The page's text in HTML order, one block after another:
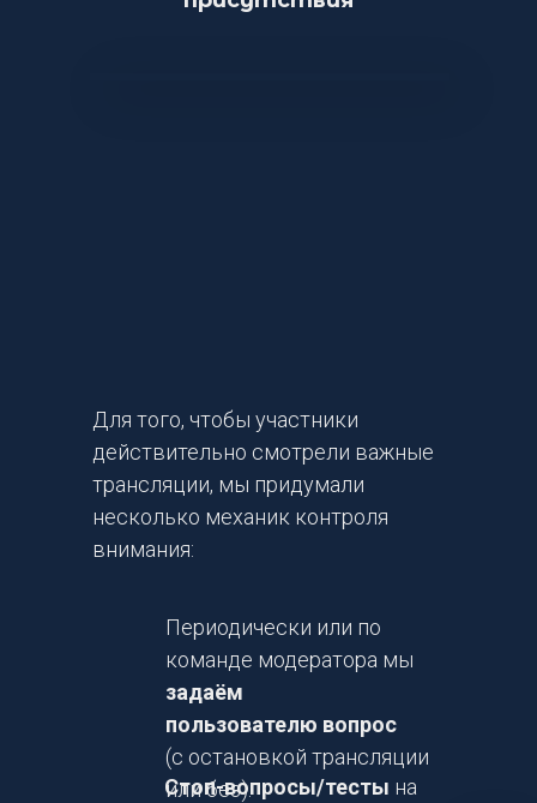
Для того, чтобы участники
действительно смотрели важные
трансляции, мы придумали
несколько механик контроля
внимания:
Периодически или по
команде модератора мы
задаём
пользователю вопрос
(с остановкой трансляции
или без).
Стоп-вопросы/тесты на